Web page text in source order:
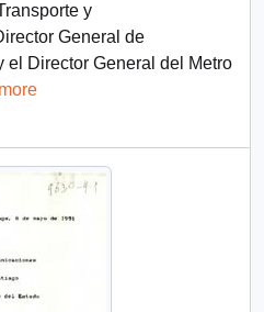
y
General de
el Director General del Metro